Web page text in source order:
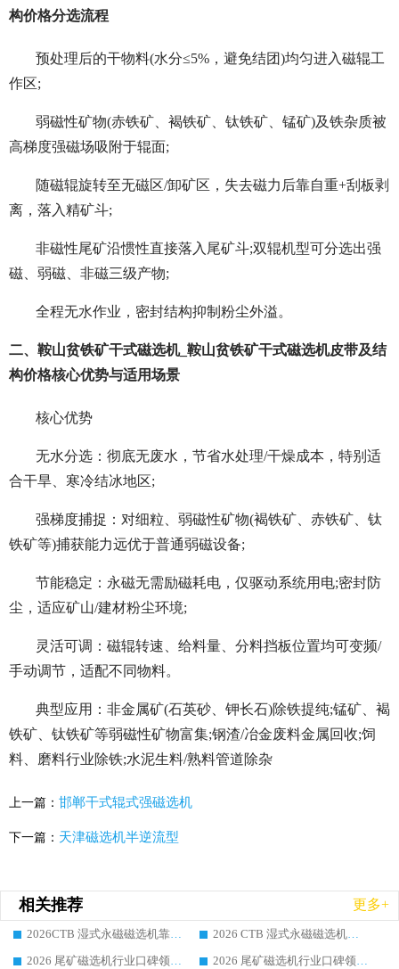
构价格分选流程
预处理后的干物料(水分≤5%，避免结团)均匀进入磁辊工
作区;
弱磁性矿物(赤铁矿、褐铁矿、钛铁矿、锰矿)及铁杂质被
高梯度强磁场吸附于辊面;
随磁辊旋转至无磁区/卸矿区，失去磁力后靠自重+刮板剥
离，落入精矿斗;
非磁性尾矿沿惯性直接落入尾矿斗;双辊机型可分选出强
磁、弱磁、非磁三级产物;
全程无水作业，密封结构抑制粉尘外溢。
二、鞍山贫铁矿干式磁选机_鞍山贫铁矿干式磁选机皮带及结
构价格核心优势与适用场景
核心优势
无水分选：彻底无废水，节省水处理/干燥成本，特别适
合干旱、寒冷结冰地区;
强梯度捕捉：对细粒、弱磁性矿物(褐铁矿、赤铁矿、钛
铁矿等)捕获能力远优于普通弱磁设备;
节能稳定：永磁无需励磁耗电，仅驱动系统用电;密封防
尘，适应矿山/建材粉尘环境;
灵活可调：磁辊转速、给料量、分料挡板位置均可变频/
手动调节，适配不同物料。
典型应用：非金属矿(石英砂、钾长石)除铁提纯;锰矿、褐
铁矿、钛铁矿等弱磁性矿物富集;钢渣/冶金废料金属回收;饲
料、磨料行业除铁;水泥生料/熟料管道除杂
上一篇： 邯郸干式辊式强磁选机
下一篇： 天津磁选机半逆流型
相关推荐 更多+
2026CTB 湿式永磁磁选机靠谱厂家实力排行榜 铁矿选矿设备采购全流程选购指南
2026 CTB 湿式永磁磁选机选购指南|行业口碑良好品牌推荐，领域强者华体会手机网页版-华体会(中国)
2026 尾矿磁选机行业口碑领域强者，源头直供国内主流厂家华体会手机网页版-华体会(中国) 一站式服务
2026 尾矿磁选机行业口碑领域强者，源头直供国内主流厂家华体会手机网页版-华体会(中国) 一站式服务